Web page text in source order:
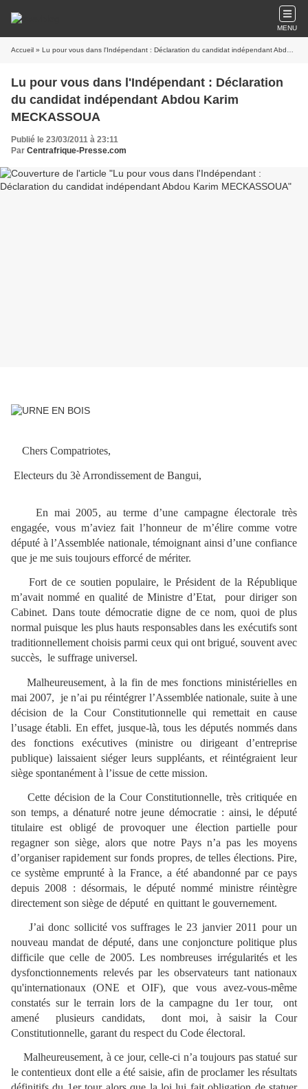
MENU
Accueil » Lu pour vous dans l'Indépendant : Déclaration du candidat indépendant Abdou Karim MECKASSOUA
Lu pour vous dans l'Indépendant : Déclaration
du candidat indépendant Abdou Karim
MECKASSOUA
Publié le 23/03/2011 à 23:11
Par Centrafrique-Presse.com
Chers Compatriotes,
Electeurs du 3è Arrondissement de Bangui,
En mai 2005, au terme d’une campagne électorale très
engagée, vous m’aviez fait l’honneur de m’élire comme votre
député à l’Assemblée nationale, témoignant ainsi d’une confiance
que je me suis toujours efforcé de mériter.
Fort de ce soutien populaire, le Président de la République
m’avait nommé en qualité de Ministre d’Etat, pour diriger son
Cabinet. Dans toute démocratie digne de ce nom, quoi de plus
normal puisque les plus hauts responsables dans les exécutifs sont
traditionnellement choisis parmi ceux qui ont brigué, souvent avec
succès, le suffrage universel.
Malheureusement, à la fin de mes fonctions ministérielles en
mai 2007, je n’ai pu réintégrer l’Assemblée nationale, suite à une
décision de la Cour Constitutionnelle qui remettait en cause
l’usage établi. En effet, jusque-là, tous les députés nommés dans
des fonctions exécutives (ministre ou dirigeant d’entreprise
publique) laissaient siéger leurs suppléants, et réintégraient leur
siège spontanément à l’issue de cette mission.
Cette décision de la Cour Constitutionnelle, très critiquée en
son temps, a dénaturé notre jeune démocratie : ainsi, le député
titulaire est obligé de provoquer une élection partielle pour
regagner son siège, alors que notre Pays n’a pas les moyens
d’organiser rapidement sur fonds propres, de telles élections. Pire,
ce système emprunté à la France, a été abandonné par ce pays
depuis 2008 : désormais, le député nommé ministre réintègre
directement son siège de député en quittant le gouvernement.
J’ai donc sollicité vos suffrages le 23 janvier 2011 pour un
nouveau mandat de député, dans une conjoncture politique plus
difficile que celle de 2005. Les nombreuses irrégularités et les
dysfonctionnements relevés par les observateurs tant nationaux
qu'internationaux (ONE et OIF), que vous avez-vous-même
constatés sur le terrain lors de la campagne du 1er tour, ont
amené plusieurs candidats, dont moi, à saisir la Cour
Constitutionnelle, garant du respect du Code électoral.
Malheureusement, à ce jour, celle-ci n’a toujours pas statué sur
le contentieux dont elle a été saisie, afin de proclamer les résultats